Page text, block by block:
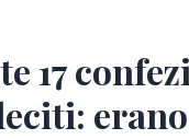
17